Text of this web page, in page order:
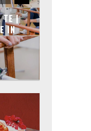
TE |
IN